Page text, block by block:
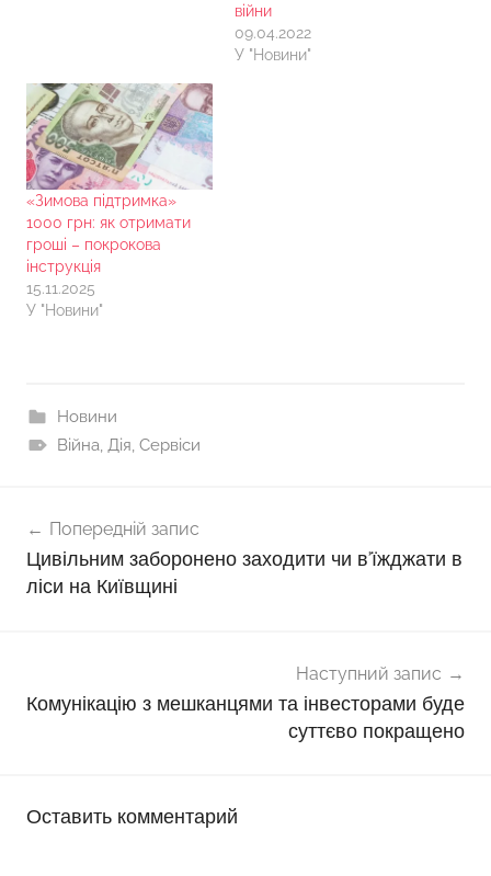
війни
09.04.2022
У "Новини"
«Зимова підтримка»
1000 грн: як отримати
гроші – покрокова
інструкція
15.11.2025
У "Новини"
Новини
Війна, Дія, Сервіси
записів
Попередній запис
Цивільним заборонено заходити чи в’їжджати в
ліси на Київщині
Наступний запис
Комунікацію з мешканцями та інвесторами буде
суттєво покращено
Оставить комментарий